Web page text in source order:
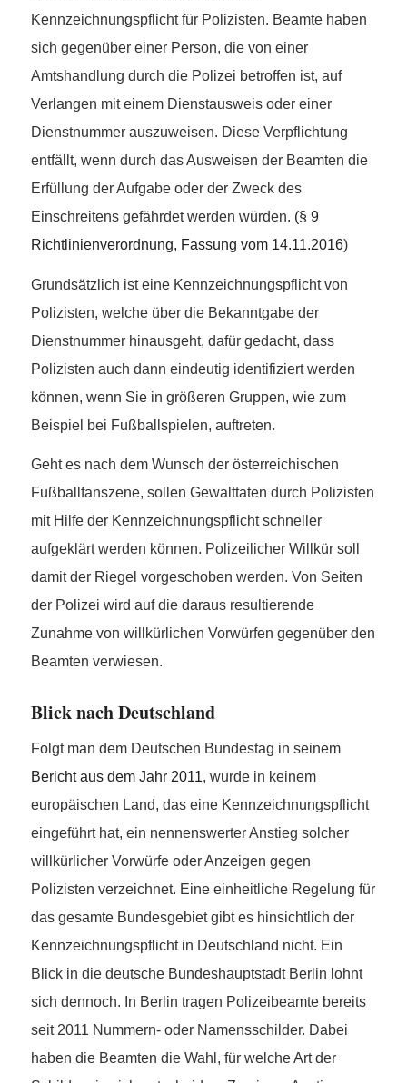
Kennzeichnungspflicht für Polizisten. Beamte haben
sich gegenüber einer Person, die von einer
Amtshandlung durch die Polizei betroffen ist, auf
Verlangen mit einem Dienstausweis oder einer
Dienstnummer auszuweisen. Diese Verpflichtung
entfällt, wenn durch das Ausweisen der Beamten die
Erfüllung der Aufgabe oder der Zweck des
Einschreitens gefährdet werden würden. (§ 9
Richtlinienverordnung, Fassung vom 14.11.2016)
Grundsätzlich ist eine Kennzeichnungspflicht von
Polizisten, welche über die Bekanntgabe der
Dienstnummer hinausgeht, dafür gedacht, dass
Polizisten auch dann eindeutig identifiziert werden
können, wenn Sie in größeren Gruppen, wie zum
Beispiel bei Fußballspielen, auftreten.
Geht es nach dem Wunsch der österreichischen
Fußballfanszene, sollen Gewalttaten durch Polizisten
mit Hilfe der Kennzeichnungspflicht schneller
aufgeklärt werden können. Polizeilicher Willkür soll
damit der Riegel vorgeschoben werden. Von Seiten
der Polizei wird auf die daraus resultierende
Zunahme von willkürlichen Vorwürfen gegenüber den
Beamten verwiesen.
Blick nach Deutschland
Folgt man dem Deutschen Bundestag in seinem
Bericht aus dem Jahr 2011, wurde in keinem
europäischen Land, das eine Kennzeichnungspflicht
eingeführt hat, ein nennenswerter Anstieg solcher
willkürlicher Vorwürfe oder Anzeigen gegen
Polizisten verzeichnet. Eine einheitliche Regelung für
das gesamte Bundesgebiet gibt es hinsichtlich der
Kennzeichnungspflicht in Deutschland nicht. Ein
Blick in die deutsche Bundeshauptstadt Berlin lohnt
sich dennoch. In Berlin tragen Polizeibeamte bereits
seit 2011 Nummern- oder Namensschilder. Dabei
haben die Beamten die Wahl, für welche Art der